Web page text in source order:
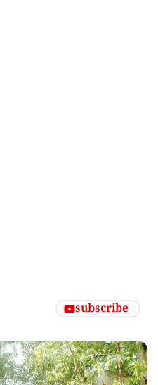
subscribe